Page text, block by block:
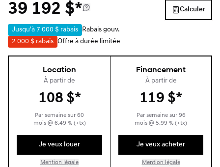
39 192 $* Calculer
Jusqu'à 7 000 $ rabais Rabais gouv.
2 000 $ rabais Offre à durée limitée
Location
À partir de
108 $*
Par semaine sur 60
mois@ 6.49 % (+tx)
Je veux louer
Mention légale
Financement
À partir de
119 $*
Par semaine sur 96
mois @ 5.99 % (+tx)
Je veux acheter
Mention légale